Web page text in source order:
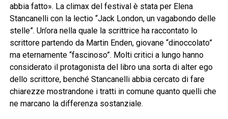
abbia fatto». La climax del festival è stata per Elena
Stancanelli con la lectio “Jack London, un vagabondo delle
stelle”. Un’ora nella quale la scrittrice ha raccontato lo
scrittore partendo da Martin Enden, giovane “dinoccolato”
ma eternamente “fascinoso”. Molti critici a lungo hanno
considerato il protagonista del libro una sorta di alter ego
dello scrittore, benché Stancanelli abbia cercato di fare
chiarezze mostrandone i tratti in comune quanto quelli che
ne marcano la differenza sostanziale.